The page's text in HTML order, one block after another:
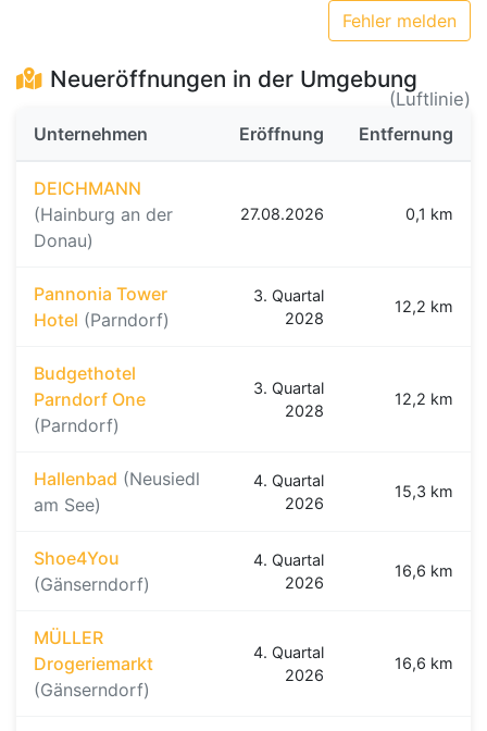
Fehler melden
Neueröffnungen in der Umgebung
(Luftlinie)
Unternehmen
Eröffnung Entfernung
DEICHMANN
(Hainburg an der
Donau)
27.08.2026 0,1 km
Pannonia Tower
Hotel (Parndorf)
3. Quartal
2028
12,2 km
Budgethotel
Parndorf One
(Parndorf)
3. Quartal
2028
12,2 km
Hallenbad (Neusiedl
am See)
4. Quartal
2026
15,3 km
Shoe4You
(Gänserndorf)
4. Quartal
2026
16,6 km
MÜLLER
Drogeriemarkt
(Gänserndorf)
4. Quartal
2026
16,6 km